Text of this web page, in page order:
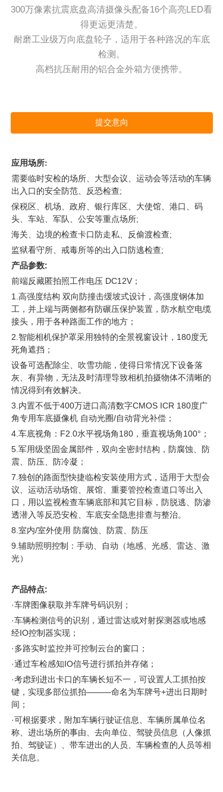
300万像素抗震底盘高清摄像头配备16个高亮LED看
得更远更清楚。
耐磨工业级万向底盘轮子，适用于各种路况的车底
检测。
高档抗压耐用的铝合金外箱方便携带。
提交意向
应用场所:
需要临时安检的场所、大型会议、运动会等活动的车辆
出入口的安全防范、反恐检查;
保税区、机场、政府、银行库区、大使馆、港口、码
头、车站、军队、公安等重点场所;
海关、边境的检查卡口防走私、反偷渡检查;
监狱看守所、戒毒所等的出入口防逃检查;
产品参数:
前端反藏匿拍照工作电压 DC12V；
1.高强度结构 双向防撞击缓坡式设计，高强度钢体加
工，并上端与两侧都有防碾压保护装置，防水航空电缆
接头，用于各种路面工作的地方；
2.智能相机保护罩采用独特的全景视窗设计，180度无
死角遮挡；
设备可选配除尘、吹雪功能，使得日常情况下设备落
灰、有异物，无法及时清理导致相机拍摄物体不清晰的
情况得到有效解决。
3.内置不低于400万进口高清数字CMOS ICR 180度广
角专用车底摄像机 自动光圈/自动背光补偿；
4.车底视角：F2.0水平视场角180，垂直视场角100°；
5.军用级坚固金属部件，双向全密封结构，防腐蚀、防
震、防压、防冷凝；
7.独创的路面型快捷临检安装使用方式，适用于大型会
议、运动活动场馆、展馆、重要管控检查道口等出入
口，用以监视检查车辆底部和其它目标，防脱逃、防渗
透潜入等反恐安检、车底安全隐患排查与整治。
8.室内/室外使用 防腐蚀、防震、防压
9.辅助照明控制：手动、自动（地感、光感、雷达、激
光）
产品特点:
·车牌图像获取并车牌号码识别；
·车辆检测信号的识别，通过雷达或对射探测器或地感
经IO控制器实现；
·多路实时监控并可控制云台的窗口；
·通过车检感知IO信号进行抓拍并存储；
·考虑到进出卡口的车辆长短不一，可设置人工抓拍按
键，实现多部位抓拍———命名为车牌号+进出日期时
间；
·可根据要求，附加车辆行驶证信息、车辆所属单位名
称、进出场所的事由、去向单位、驾驶员信息（人像抓
拍、驾驶证）、带车进出的人员、车辆检查的人员等相
关信息。